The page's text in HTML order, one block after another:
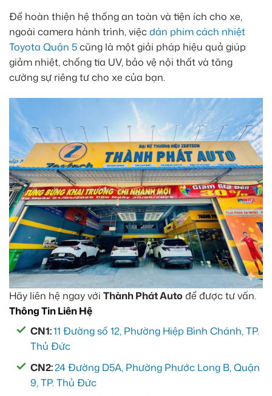
Để hoàn thiện hệ thống an toàn và tiện ích cho xe,
ngoài camera hành trình, việcdán phim cách nhiệt
Toyota Quận 5cũng là một giải pháp hiệu quả giúp
giảm nhiệt, chống tia UV, bảo vệ nội thất và tăng
cường sự riêng tư cho xe của bạn.
Hãy liên hệ ngay với Thành Phát Auto để được tư vấn.
Thông Tin Liên Hệ
CN1:11 Đường số 12, Phường Hiệp Bình Chánh, TP.
Thủ Đức
CN2:24 Đường D5A, Phường Phước Long B, Quận
9, TP. Thủ Đức